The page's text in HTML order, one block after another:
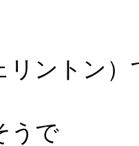
リントン）
うで